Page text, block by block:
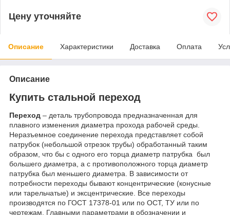
Цену уточняйте
Описание Характеристики Доставка Оплата
Описание
Купить стальной переход
Переход – деталь трубопровода предназначенная для
плавного изменения диаметра прохода рабочей среды.
Неразъемное соединение перехода представляет собой
патрубок (небольшой отрезок трубы) обработанный таким
образом, что бы с одного его торца диаметр патрубка был
большего диаметра, а с противоположного торца диаметр
патрубка был меньшего диаметра. В зависимости от
потребности переходы бывают концентрические (конусные
или тарельчатые) и эксцентрические. Все переходы
производятся по ГОСТ 17378-01 или по ОСТ, ТУ или по
чертежам. Главными параметрами в обозначении и